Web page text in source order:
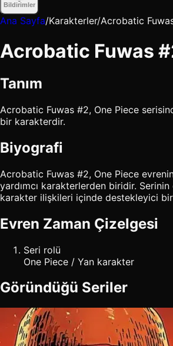
Bildirimler
Ana Sayfa/Karakterler/Acrobatic
Acrobatic Fuwas
Tanım
Acrobatic Fuwas #2, One Piece
bir karakterdir.
Biyografi
Acrobatic Fuwas #2, One Piece
yardımcı karakterlerden biridir.
karakter ilişkileri içinde destekleyici
Evren Zaman Çizelgesi
Seri rolü
One Piece / Yan karakter
Göründüğü Seriler